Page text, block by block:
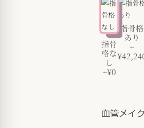
指骨
格な
し
+¥0
指骨格
あり
+
血管メイク